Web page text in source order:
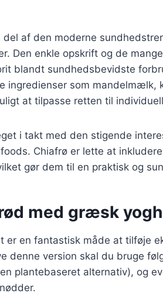
af den moderne
Den enkle opskrift og de
blandt sundhedsbevidste
ingredienser som mandelmælk,
at tilpasse retten til
i takt med den stigende
Chiafrø er lette at
gør dem til en praktisk og
med græsk
en fantastisk måde at tilføje
denne version skal du bruge
plantebaseret alternativ), og